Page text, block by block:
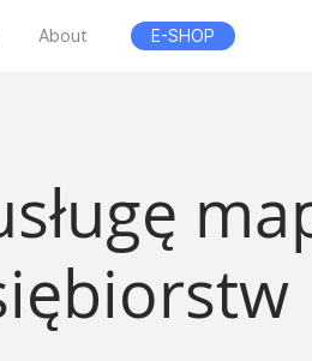
About E-SHOP